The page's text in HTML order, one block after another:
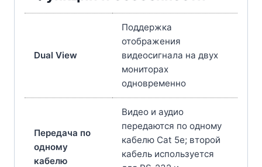
Dual View
Поддержка
отображения
видеосигнала на двух
мониторах
одновременно
Передача по
одному
кабелю
Видео и аудио
передаются по одному
кабелю Cat 5e; второй
кабель используется